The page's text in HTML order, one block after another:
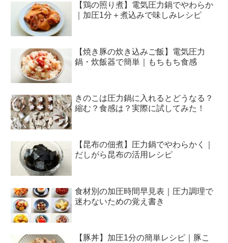
【鶏の照り煮】電気圧力鍋でやわらか
｜加圧1分＋煮込みで味しみレシピ
【焼き豚の炊き込みご飯】電気圧力
鍋・炊飯器で簡単｜もちもち食感
きのこは圧力鍋に入れるとどうなる？
縮む？食感は？実際に試してみた！
【昆布の佃煮】圧力鍋でやわらかく｜
だしがら昆布の活用レシピ
食材別の加圧時間早見表｜圧力調理で
迷わないための覚え書き
【豚丼】加圧1分の簡単レシピ｜豚こ